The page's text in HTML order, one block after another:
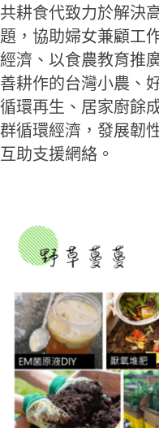
共耕食代致力於解決
題，協助婦女兼顧工
經濟、以食農教育推
善耕作的台灣小農、
循環再生、居家廚餘
群循環經濟，發展韌
互助支援網絡。